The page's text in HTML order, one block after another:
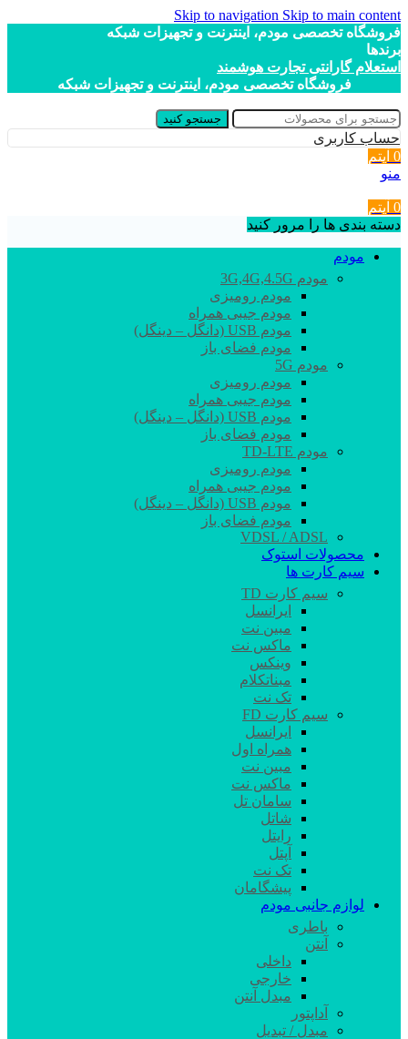
Skip to navigation Skip to main content
فروشگاه تخصصی مودم، اینترنت و تجهیزات شبکه
برندها
استعلام گارانتی تجارت هوشمند
فروشگاه تخصصی مودم، اینترنت و تجهیزات شبکه
جستجو کنید
حساب کاربری
0 آیتم
منو
0 آیتم
دسته بندی ها را مرور کنید
مودم
مودم 3G,4G,4.5G
مودم رومیزی
مودم جیبی همراه
مودم USB (دانگل – دینگل)
مودم فضای باز
مودم 5G
مودم رومیزی
مودم جیبی همراه
مودم USB (دانگل – دینگل)
مودم فضای باز
مودم TD-LTE
مودم رومیزی
مودم جیبی همراه
مودم USB (دانگل – دینگل)
مودم فضای باز
VDSL / ADSL
محصولات استوک
سیم کارت ها
سیم کارت TD
ایرانسل
مبین نت
ماکس نت
وینکس
مبناتکلام
تک نت
سیم کارت FD
ایرانسل
همراه اول
مبین نت
ماکس نت
سامان تل
شاتل
رایتل
آپتل
تک نت
پیشگامان
لوازم جانبی مودم
باطری
آنتن
داخلی
خارجی
مبدل آنتن
آداپتور
مبدل / تبدیل